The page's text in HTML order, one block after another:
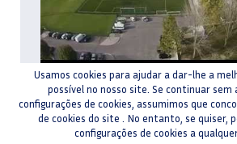
Desmor - Complexo Desportivo de
modalidades
Usamos cookies para ajudar a dar-lhe a
possível no nosso site. Se continuar sem
configurações de cookies, assumimos que
de cookies do site . No entanto, se quiser,
configurações de cookies a